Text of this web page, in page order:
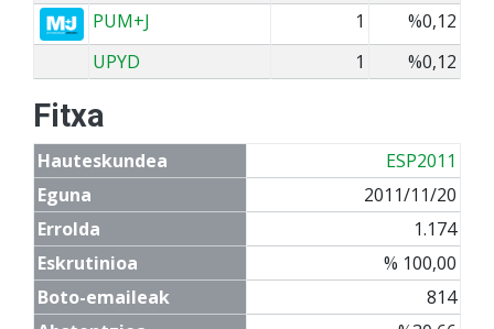
PUM+J
1
%0,12
UPYD
1 %0,12
Fitxa
Hauteskundea
ESP2011
Eguna
2011/11/20
Errolda
1.174
Eskrutinioa
% 100,00
Boto-emaileak
814